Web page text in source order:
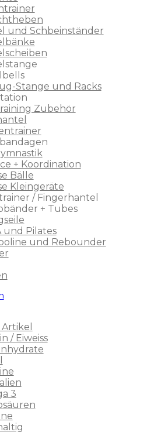
und Schbeinständer
Stange und Racks
Zubehör
+ Koordination
Bälle
Kleingeräte
/ Fingerhantel
+ Tubes
und Pilates
und Rebounder
/ Eiweiss
3